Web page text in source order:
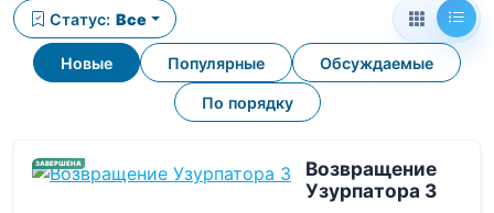
Новые Популярные Обсуждаемые
По порядку
Статус: Все
ЗАВЕРШЕНА
Возвращение
Узурпатора 3